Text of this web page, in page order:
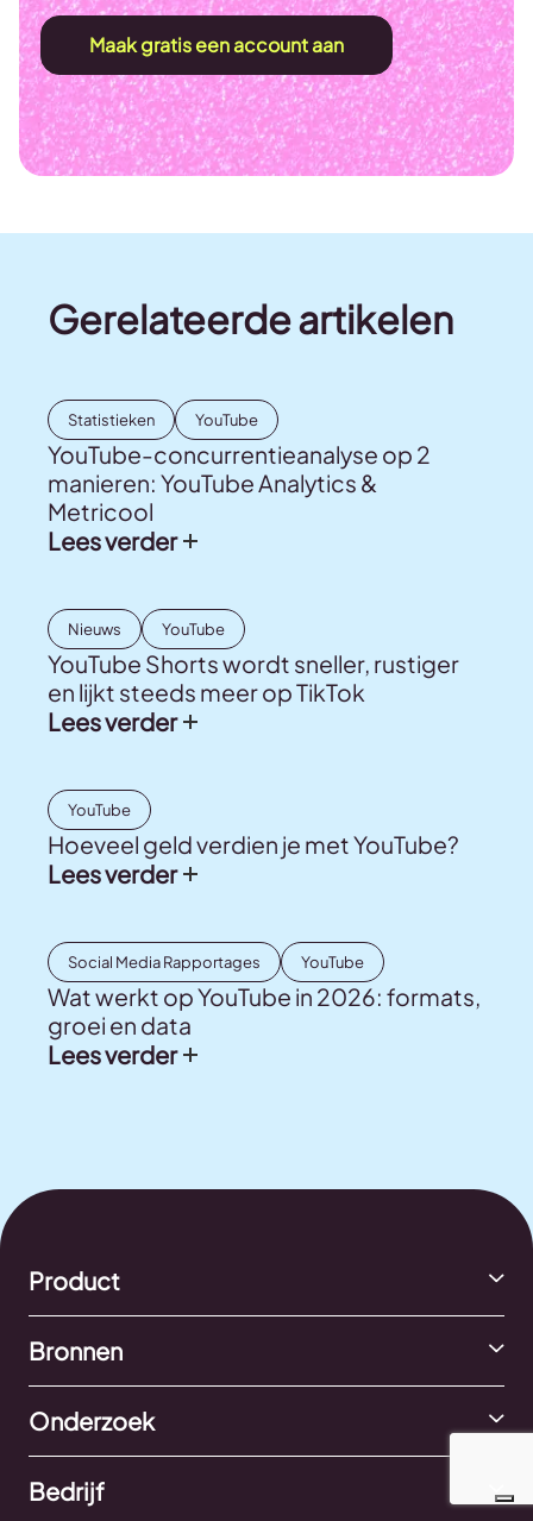
Maak gratis een account aan
Gerelateerde artikelen
Statistieken YouTube
YouTube-concurrentieanalyse op 2
manieren: YouTube Analytics &
Metricool
Lees verder
Nieuws YouTube
YouTube Shorts wordt sneller, rustiger
en lijkt steeds meer op TikTok
Lees verder
YouTube
Hoeveel geld verdien je met YouTube?
Lees verder
Social Media Rapportages YouTube
Wat werkt op YouTube in 2026: formats,
groei en data
Lees verder
Product
Bronnen
Onderzoek
Bedrijf